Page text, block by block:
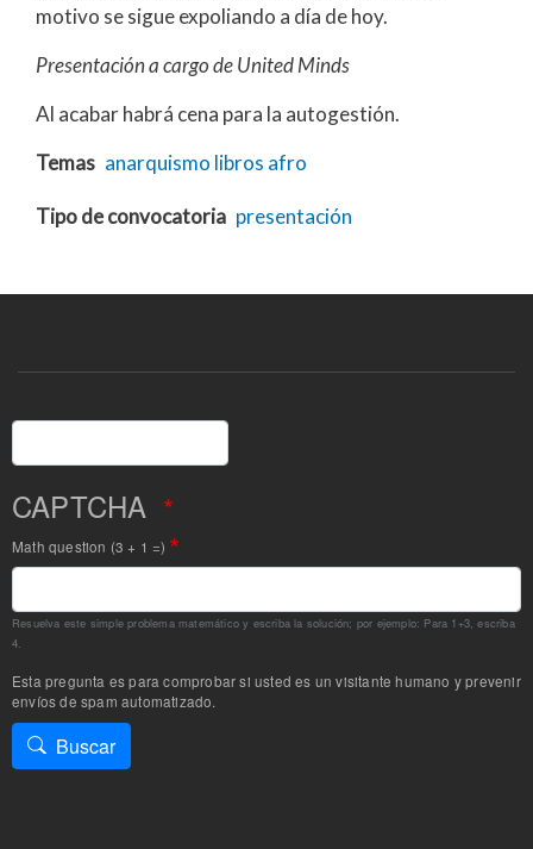
motivo se sigue expoliando a día de hoy.
Presentación a cargo de United Minds
Al acabar habrá cena para la autogestión.
Temas anarquismo libros afro
Tipo de convocatoria presentación
Buscar
CAPTCHA
Math question (3 + 1 =)
Resuelva este simple problema matemático y escriba la solución; por ejemplo: Para 1+3, escriba
4.
Esta pregunta es para comprobar si usted es un visitante humano y prevenir
envíos de spam automatizado.
Buscar